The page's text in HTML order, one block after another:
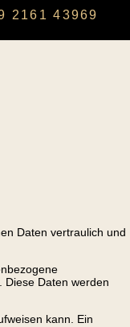
2161 43969
Daten vertraulich und
Diese Daten werden
kann. Ein